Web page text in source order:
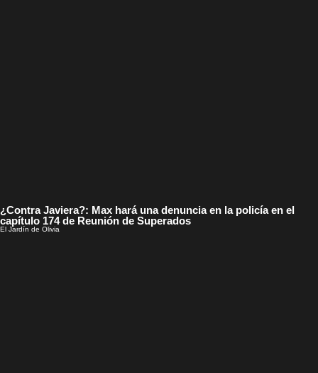
¿Contra Javiera?: Max hará una denuncia en la policía en el
capítulo 174 de Reunión de Superados
El Jardín de Olivia